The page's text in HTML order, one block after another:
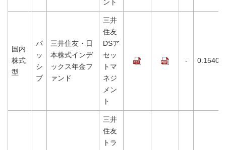
ント
国内
株式
型
パ
ッ
シ
ブ
三井住友・日
本株式インデ
ックス年金フ
ァンド
三井
住友
DSア
セッ
トマ
ネジ
メン
ト
- 0.1540%
三井
住友
トラ